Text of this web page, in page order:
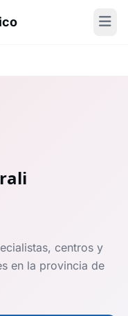
centros y
en la provincia de